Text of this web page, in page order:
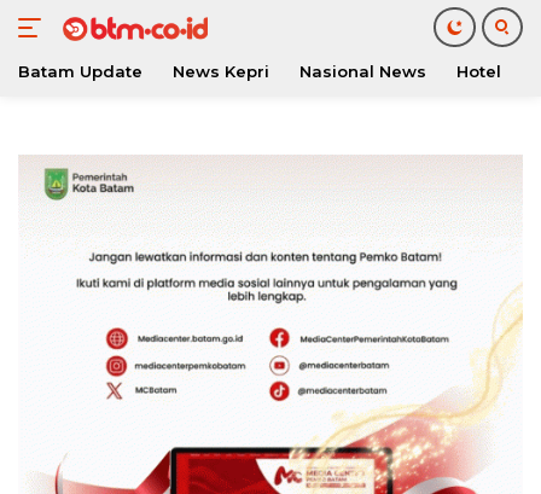
konten
Batam Update News Kepri Nasional News Hotel